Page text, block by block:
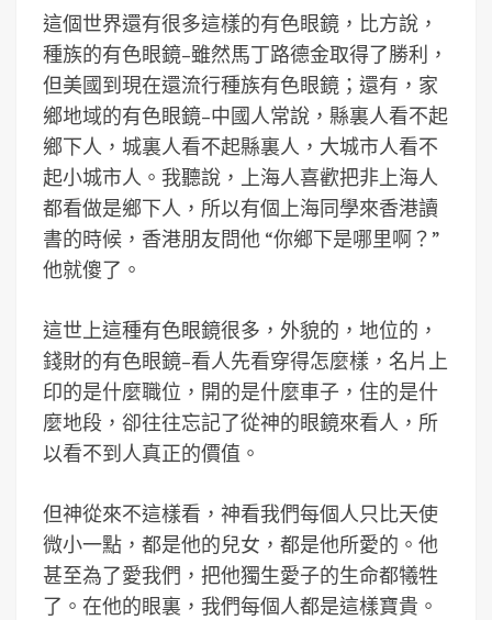
這個世界還有很多這樣的有色眼鏡，比方說，
種族的有色眼鏡–雖然馬丁路德金取得了勝利，
但美國到現在還流行種族有色眼鏡；還有，家
鄉地域的有色眼鏡–中國人常說，縣裏人看不起
鄉下人，城裏人看不起縣裏人，大城市人看不
起小城市人。我聽說，上海人喜歡把非上海人
都看做是鄉下人，所以有個上海同學來香港讀
書的時候，香港朋友問他 “你鄉下是哪里啊？”
他就傻了。
這世上這種有色眼鏡很多，外貌的，地位的，
錢財的有色眼鏡–看人先看穿得怎麼樣，名片上
印的是什麼職位，開的是什麼車子，住的是什
麼地段，卻往往忘記了從神的眼鏡來看人，所
以看不到人真正的價值。
但神從來不這樣看，神看我們每個人只比天使
微小一點，都是他的兒女，都是他所愛的。他
甚至為了愛我們，把他獨生愛子的生命都犧牲
了。在他的眼裏，我們每個人都是這樣寶貴。